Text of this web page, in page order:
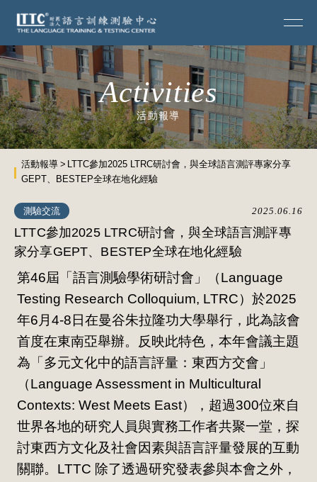
Activities
活動報導
活動報導
LTTC參加2025 LTRC研討會，與全球語言測評專家分享
GEPT、BESTEP全球在地化經驗
測驗交流 2025.06.16
LTTC參加2025 LTRC研討會，與全球語言測評專
家分享GEPT、BESTEP全球在地化經驗
第46屆「語言測驗學術研討會」（Language
Testing Research Colloquium, LTRC）於2025
年6月4-8日在曼谷朱拉隆功大學舉行，此為該會
首度在東南亞舉辦。反映此特色，本年會議主題
為「多元文化中的語言評量：東西方交會」
（Language Assessment in Multicultural
Contexts: West Meets East），超過300位來自
世界各地的研究人員與實務工作者共聚一堂，探
討東西方文化及社會因素與語言評量發展的互動
關聯。LTTC 除了透過研究發表參與本會之外，